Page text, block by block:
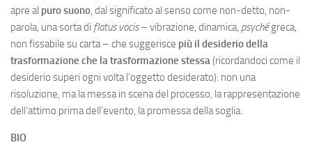
apre al puro suono, dal significato al senso come non-detto, non-
parola, una sorta di flatus vocis– vibrazione, dinamica, psychégreca,
non fissabile su carta – che suggerisce più il desiderio della
trasformazione che la trasformazione stessa(ricordandoci come il
desiderio superi ogni volta l’oggetto desiderato): non una
risoluzione, ma la messa in scena del processo, la rappresentazione
dell’attimo prima dell’evento, la promessa della soglia.
BIO